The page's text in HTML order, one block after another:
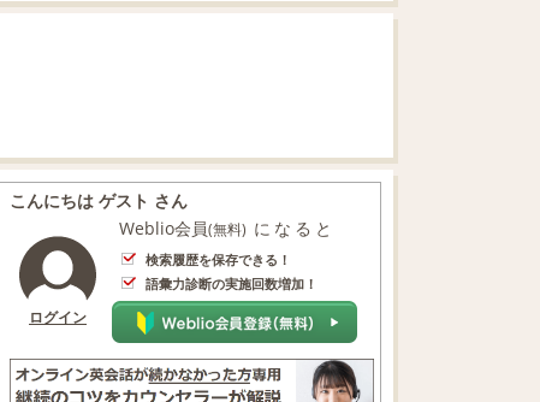
こんにちは ゲスト さん
ログイン
Weblio会員(無料) になると
検索履歴を保存できる！
語彙力診断の実施回数増加！